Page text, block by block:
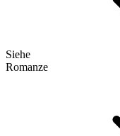
Siehe
Romanze